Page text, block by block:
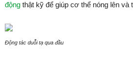
động thật kỹ để giúp cơ thể nóng lên và
Động tác duỗi tạ qua đầu